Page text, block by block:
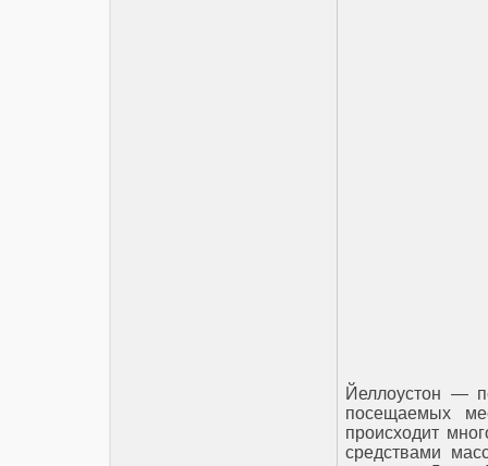
Йеллоустон —
посещаемых
происходит
средствами